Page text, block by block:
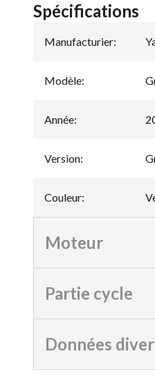
Spécifications
Manufacturier:
Modèle:
Année:
Version:
Couleur:
Moteur
Partie cycle
Données